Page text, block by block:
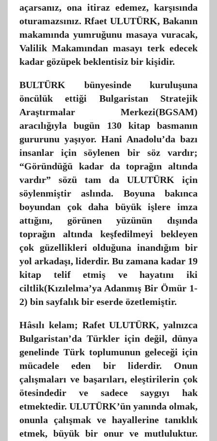
açarsanız, ona itiraz edemez, karşısında
oturamazsınız. Rfaet ULUTÜRK, Bakanın
makamında yumruğunu masaya vuracak,
Valilik Makamından masayı terk edecek
kadar gözüpek beklentisiz bir kişidir.
BULTÜRK bünyesinde kuruluşuna
öncülük ettiği Bulgaristan Stratejik
Araştırmalar Merkezi(BGSAM)
aracılığıyla bugün 130 kitap basmanın
gururunu yaşıyor. Hani Anadolu’da bazı
insanlar için söylenen bir söz vardır;
“Göründüğü kadar da toprağın altında
vardır” sözü tam da ULUTÜRK için
söylenmiştir aslında. Boyuna bakınca
boyundan çok daha büyük işlere imza
attığını, görünen yüzünün dışında
toprağın altında keşfedilmeyi bekleyen
çok güzellikleri olduğuna inandığım bir
yol arkadaşı, liderdir. Bu zamana kadar 19
kitap telif etmiş ve hayatını iki
ciltlik(Kızılelma’ya Adanmış Bir Ömür 1-
2) bin sayfalık bir eserde özetlemiştir.
Hâsılı kelam; Rafet ULUTÜRK, yalnızca
Bulgaristan’da Türkler için değil, dünya
genelinde Türk toplumunun geleceği için
mücadele eden bir liderdir. Onun
çalışmaları ve başarıları, eleştirilerin çok
ötesindedir ve sadece saygıyı hak
etmektedir. ULUTÜRK’ün yanında olmak,
onunla çalışmak ve hayallerine tanıklık
etmek, büyük bir onur ve mutluluktur.